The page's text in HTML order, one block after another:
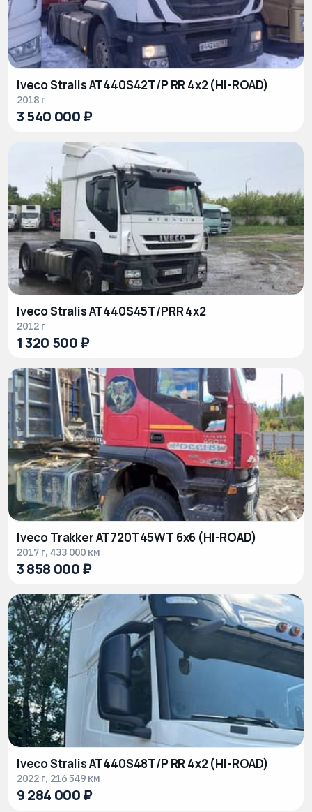
Iveco Stralis AT440S42T/P RR 4x2 (HI-ROAD)
2018 г
3 540 000 ₽
Iveco Stralis AT440S45T/PRR 4x2
2012 г
1 320 500 ₽
Iveco Trakker AT720T45WТ 6x6 (HI-ROAD)
2017 г, 433 000 км
3 858 000 ₽
Iveco Stralis AT440S48T/P RR 4x2 (HI-ROAD)
2022 г, 216 549 км
9 284 000 ₽